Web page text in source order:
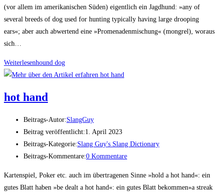
(vor allem im amerikanischen Süden) eigentlich ein Jagdhund: »any of
several breeds of dog used for hunting typically having large drooping
ears«; aber auch abwertend eine »Promenadenmischung« (mongrel), woraus
sich…
Weiterlesenhound dog
hot hand
Beitrags-Autor:SlangGuy
Beitrag veröffentlicht:1. April 2023
Beitrags-Kategorie:Slang Guy's Slang Dictionary
Beitrags-Kommentare:0 Kommentare
Kartenspiel, Poker etc. auch im übertragenen Sinne »hold a hot hand«: ein
gutes Blatt haben »be dealt a hot hand«: ein gutes Blatt bekommen»a streak